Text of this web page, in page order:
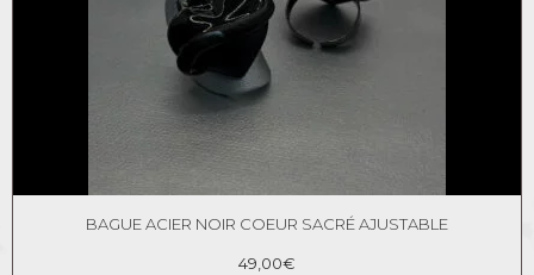
BAGUE ACIER NOIR COEUR SACRÉ AJUSTABLE
49,00€